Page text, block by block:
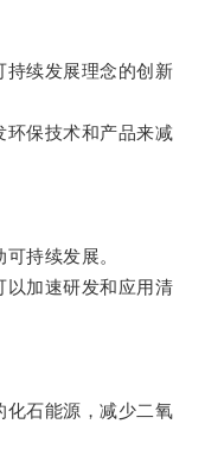
续发展理念的创新
保技术和产品来减
持续发展。
加速研发和应用清
石能源，减少二氧